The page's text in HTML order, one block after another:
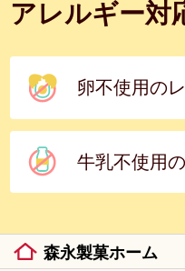
アレルギー対
卵不使用の
牛乳不使用
森永製菓ホーム